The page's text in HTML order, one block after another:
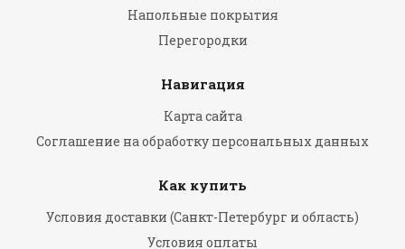
Напольные покрытия
Перегородки
Навигация
Карта сайта
Соглашение на обработку персональных данных
Как купить
Условия доставки (Санкт-Петербург и область)
Условия оплаты